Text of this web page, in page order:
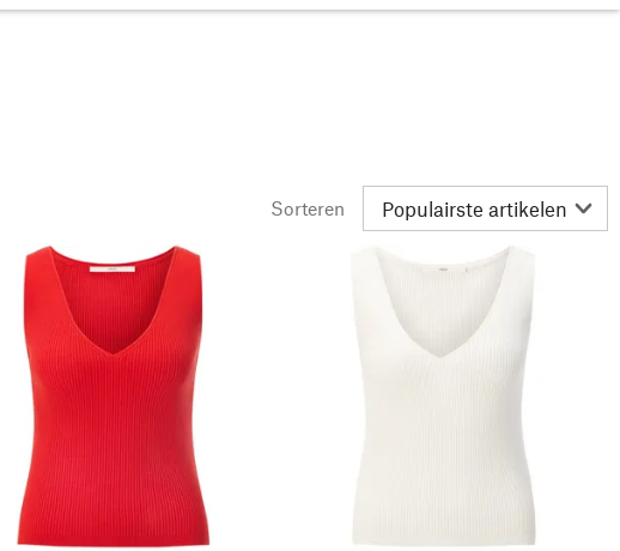
Sorteren